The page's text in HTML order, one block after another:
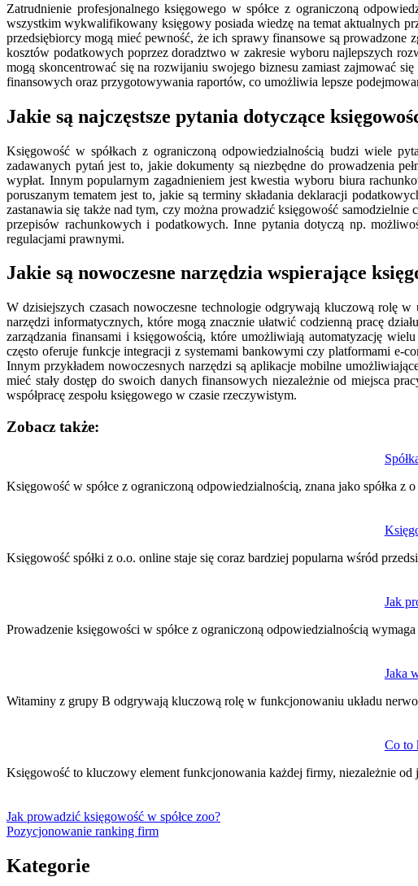
Zatrudnienie profesjonalnego księgowego w spółce z ograniczoną
wszystkim wykwalifikowany księgowy posiada wiedzę na temat aktualnych
przedsiębiorcy mogą mieć pewność, że ich sprawy finansowe są
kosztów podatkowych poprzez doradztwo w zakresie wyboru najlepszych
mogą skoncentrować się na rozwijaniu swojego biznesu zamiast zajmować
finansowych oraz przygotowywania raportów, co umożliwia lepsze
Jakie są najczęstsze pytania dotyczące
Księgowość w spółkach z ograniczoną odpowiedzialnością budzi wiele
zadawanych pytań jest to, jakie dokumenty są niezbędne do prowadzenia
wypłat. Innym popularnym zagadnieniem jest kwestia wyboru biura
poruszanym tematem jest to, jakie są terminy składania deklaracji
zastanawia się także nad tym, czy można prowadzić księgowość
przepisów rachunkowych i podatkowych. Inne pytania dotyczą np.
regulacjami prawnymi.
Jakie są nowoczesne narzędzia wspierające
W dzisiejszych czasach nowoczesne technologie odgrywają kluczową rolę
narzędzi informatycznych, które mogą znacznie ułatwić codzienną pracę
zarządzania finansami i księgowością, które umożliwiają automatyzację
często oferuje funkcje integracji z systemami bankowymi czy platformami e-
Innym przykładem nowoczesnych narzędzi są aplikacje mobilne
mieć stały dostęp do swoich danych finansowych niezależnie od miejsca
współpracę zespołu księgowego w czasie rzeczywistym.
Zobacz także:
Księgowość w spółce z ograniczoną odpowiedzialnością, znana jako spółka z
Księgowość spółki z o.o. online staje się coraz bardziej popularna wśród
Jak
Prowadzenie księgowości w spółce z ograniczoną odpowiedzialnością
Jaka
Witaminy z grupy B odgrywają kluczową rolę w funkcjonowaniu układu
Co to
Księgowość to kluczowy element funkcjonowania każdej firmy, niezależnie
wpisu
Jak prowadzić księgowość w spółce zoo?
Pozycjonowanie ranking firm
Kategorie